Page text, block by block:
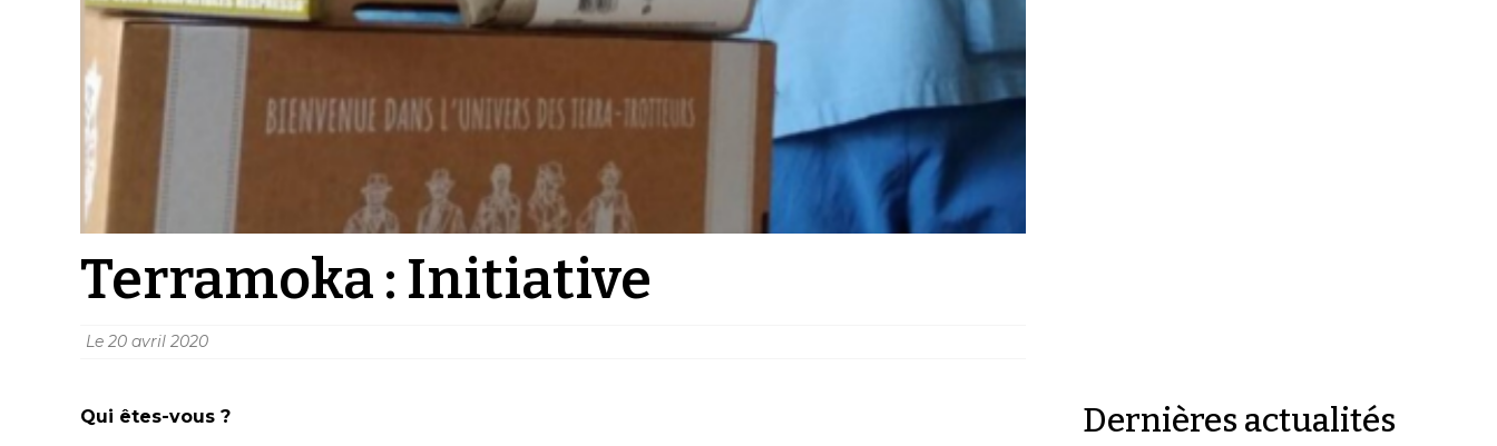
Terramoka : Initiative
Le 20 avril 2020
Qui êtes-vous ? Dernières actualités